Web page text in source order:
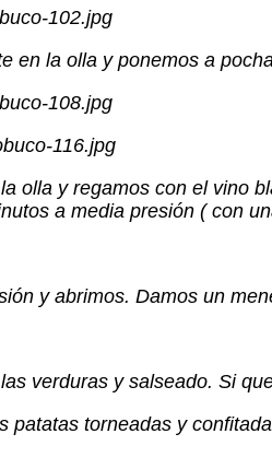
en la olla y ponemos a
olla y regamos con el vino
a media presión ( con
y abrimos. Damos un
verduras y salseado. Si
patatas torneadas y